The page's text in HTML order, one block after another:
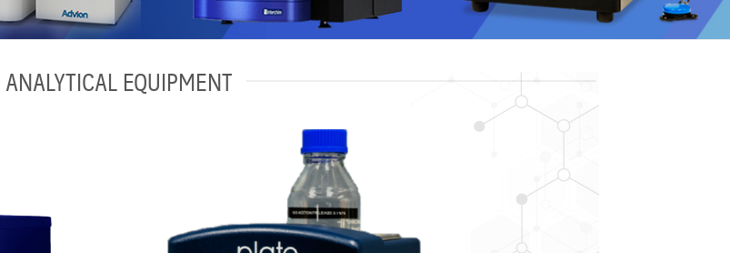
ANALYTICAL EQUIPMENT